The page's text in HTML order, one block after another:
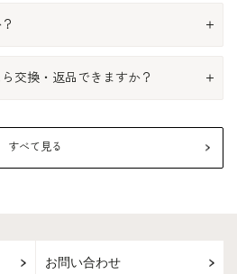
交換・返品できますか？
すべて見る
お問い合わせ